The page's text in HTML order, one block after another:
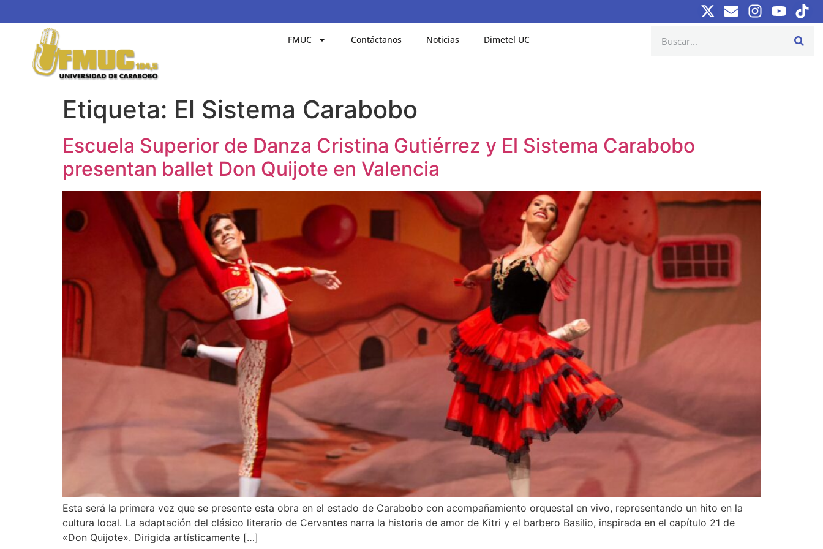
FMUC Contáctanos Noticias Dimetel UC
Etiqueta: El Sistema Carabobo
Escuela Superior de Danza Cristina Gutiérrez y El Sistema Carabobo
presentan ballet Don Quijote en Valencia
Esta será la primera vez que se presente esta obra en el estado de Carabobo con acompañamiento orquestal en vivo, representando un hito en la
cultura local. La adaptación del clásico literario de Cervantes narra la historia de amor de Kitri y el barbero Basilio, inspirada en el capítulo 21 de
«Don Quijote». Dirigida artísticamente […]